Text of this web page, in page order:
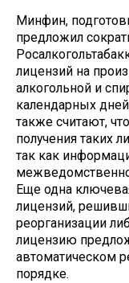
Минфин,
предложил
лицензий на
алкогольной и
календарных
также считают,
получения таких
так как
Еще одна
лицензий,
реорганизации
лицензию
автоматическом
порядке.